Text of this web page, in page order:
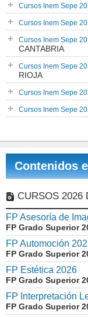
Cursos Inem Sepe
Cursos Inem Sepe
Cursos Inem Sepe
CANTABRIA
Cursos Inem Sepe
RIOJA
Cursos Inem Sepe
Cursos Inem Sepe
Contenidos
CURSOS 2026
FP Asesoría de
FP Grado Superior
FP Automoción
FP Grado Superior
FP Estética 2026
FP Grado Superior
FP Interpretación
FP Grado Superior